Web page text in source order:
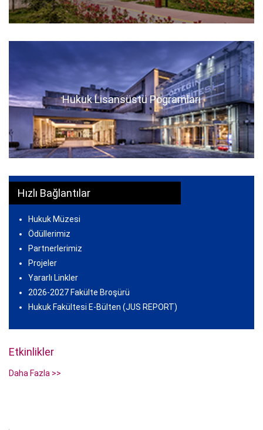
Hukuk Lisansüstü Pogramları
Hızlı Bağlantılar
Hukuk Müzesi
Ödüllerimiz
Partnerlerimiz
Projeler
Yararlı Linkler
2026-2027 Fakülte Broşürü
Hukuk Fakültesi E-Bülten (JUS REPORT)
Etkinlikler
Daha Fazla >>